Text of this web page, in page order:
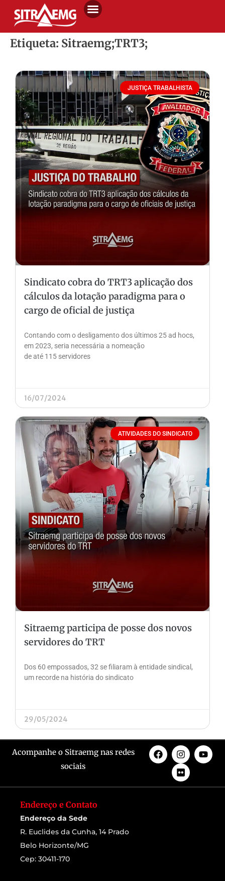
Etiqueta: Sitraemg;TRT3;
JUSTIÇA TRABALHISTA
Sindicato cobra do TRT3 aplicação dos
cálculos da lotação paradigma para o
cargo de oficial de justiça
Contando com o desligamento dos últimos 25 ad hocs,
em 2023, seria necessária a nomeação
de até 115 servidores
16/07/2024
ATIVIDADES DO SINDICATO
Sitraemg participa de posse dos novos
servidores do TRT
Dos 60 empossados, 32 se filiaram à entidade sindical,
um recorde na história do sindicato
29/05/2024
Acompanhe o Sitraemg nas redes
sociais
Endereço e Contato
Endereço da Sede
R. Euclides da Cunha, 14 Prado
Belo Horizonte/MG
Cep: 30411-170